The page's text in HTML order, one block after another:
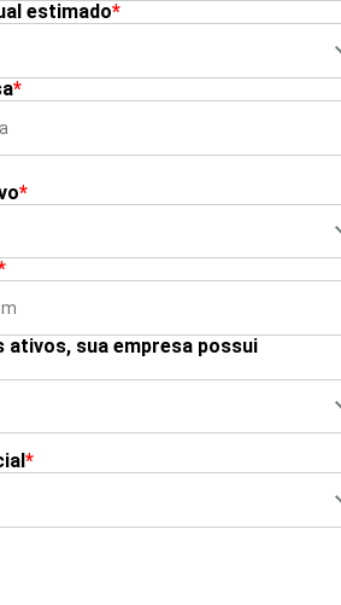
estimado*
*
*
ativos, sua empresa possui
*